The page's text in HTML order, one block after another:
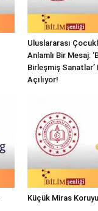
Uluslararası
Anlamlı Bir Mesaj:
Birleşmiş
Açılıyor!
Küçük Miras